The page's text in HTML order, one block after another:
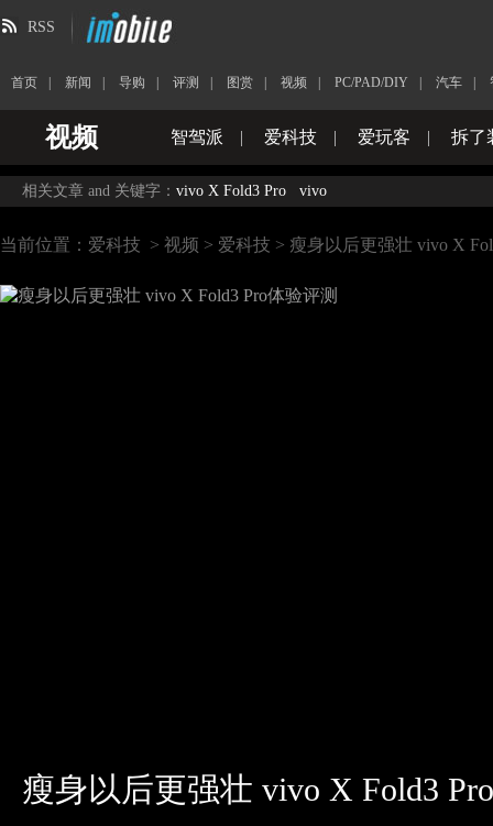
RSS
首页 新闻 导购 评测 图赏 视频 PC/PAD/DIY 汽车
视频 智驾派 | 爱科技 | 爱玩客 | 拆了
相关文章 and 关键字： vivo X Fold3 Pro vivo
当前位置： 爱科技 > 视频 > 爱科技 > 瘦身以后更强壮 vivo X
瘦身以后更强壮 vivo X Fold3